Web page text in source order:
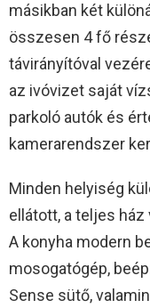
másikban két
összesen 4 fő
távirányítóval
az ivóvizet saját
parkoló autók és
kamerarendszer
Minden helyiség
ellátott, a teljes
A konyha modern
mosogatógép,
Sense sütő,